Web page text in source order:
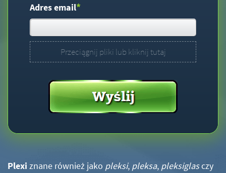
Adres email*
Przeciągnij pliki lub kliknij tutaj
Plexi znane również jako pleksi, pleksa, pleksiglasczy